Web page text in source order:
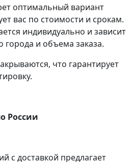
оптимальный вариант
вас по стоимости и срокам.
индивидуально и зависит
города и объема заказа.
что гарантирует
России
с доставкой предлагает